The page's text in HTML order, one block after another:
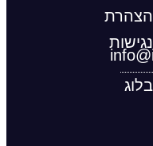
הצהרת
נגישות
בלוג